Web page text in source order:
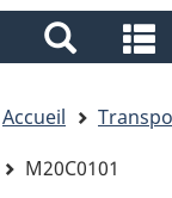
Search
and
menus
êtes
ici
Accueil
M20C0101